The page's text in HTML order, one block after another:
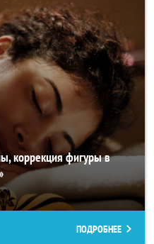
коррекция фигуры в
ПОДРОБНЕЕ